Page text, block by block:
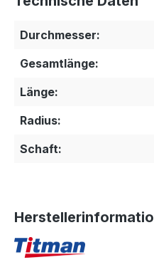
Durchmesser:
Gesamtlänge:
Länge:
Radius:
Schaft: